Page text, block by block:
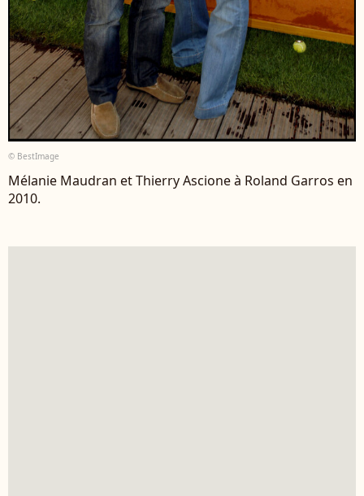
© BestImage
Mélanie Maudran et Thierry Ascione à Roland Garros en
2010.